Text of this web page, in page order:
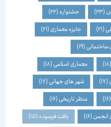
جشنواره(22)
جایزه معماری(21)
(19)
معماری اسلامی(18)
شهر های جهانی(17)
منظر تاریخی(16)
(16) بافت فرسوده(15)